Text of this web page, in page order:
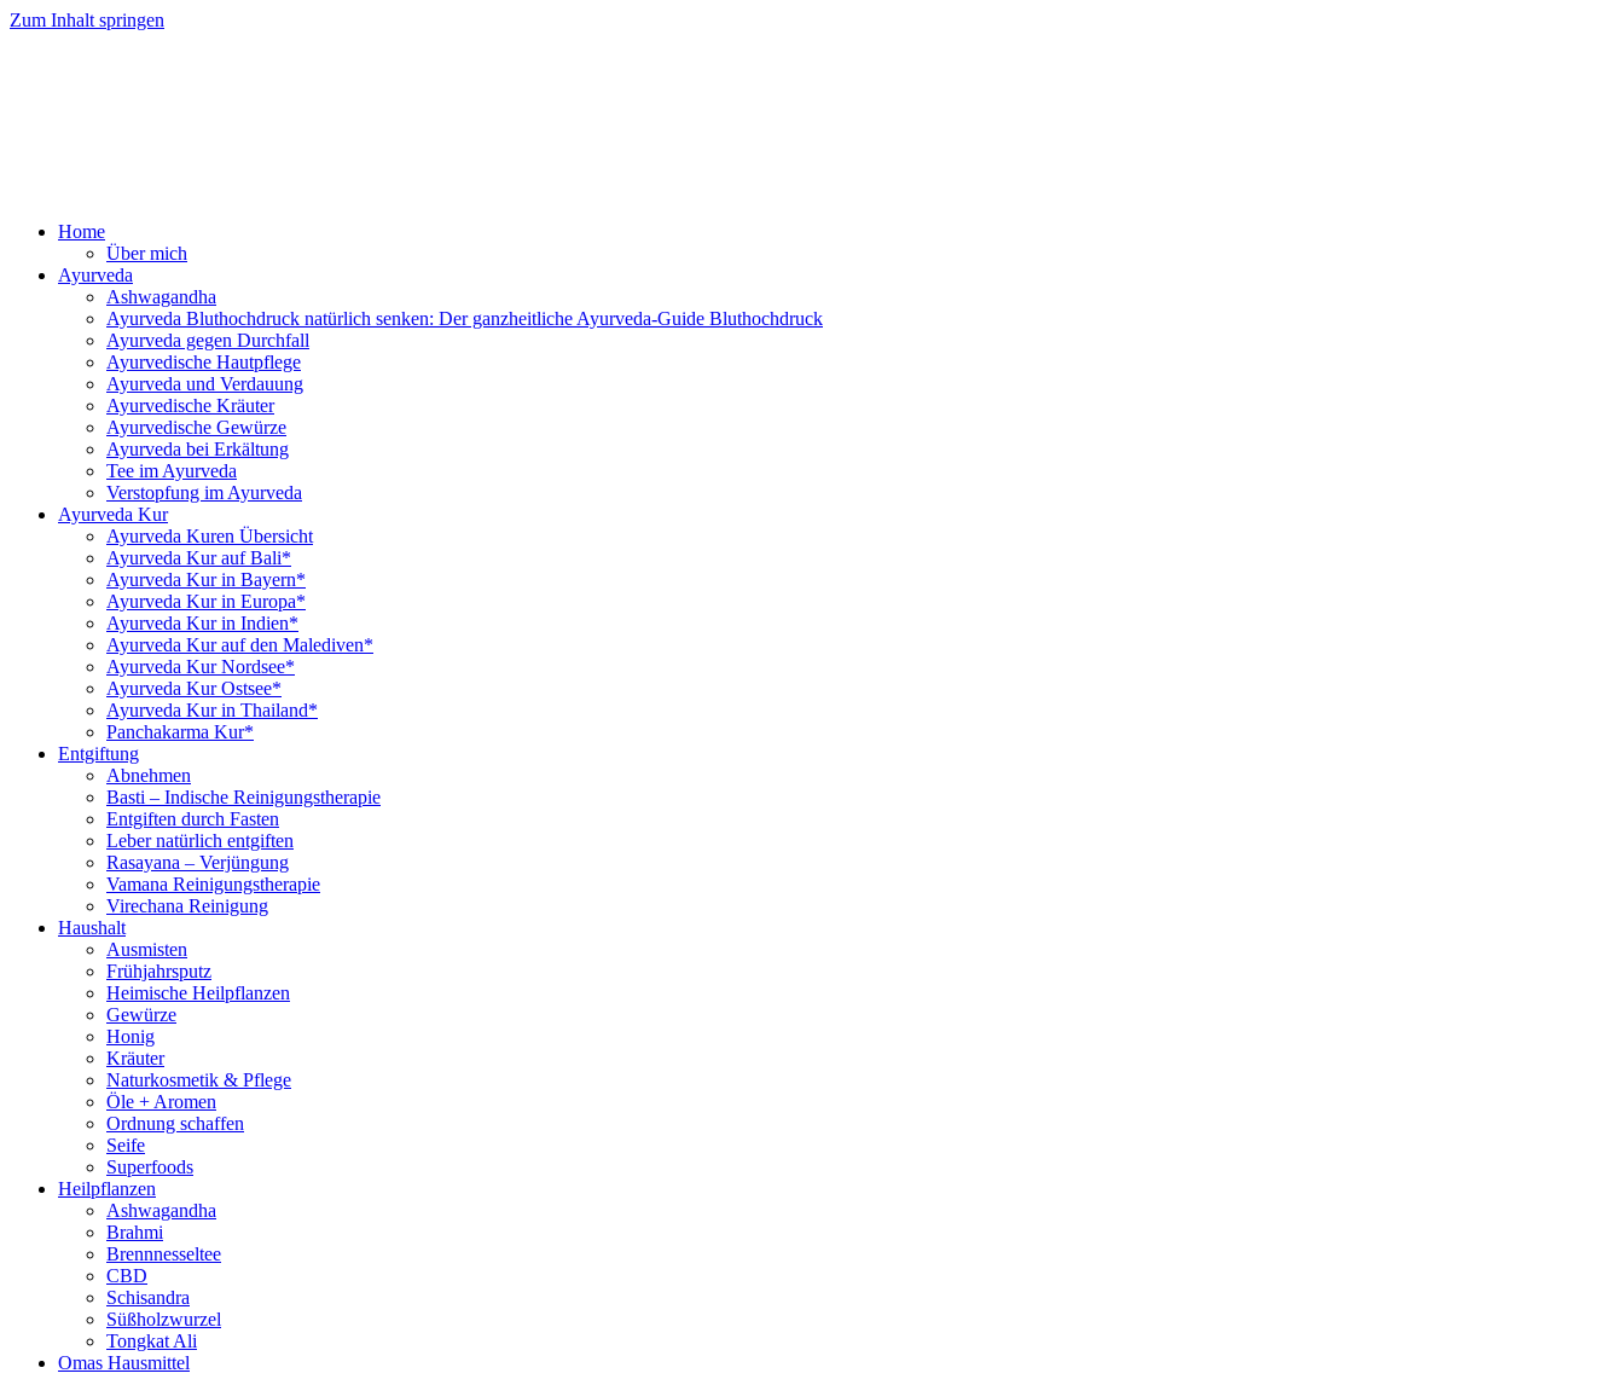
Zum Inhalt springen
Home
Über mich
Ayurveda
Ashwagandha
Ayurveda Bluthochdruck natürlich senken: Der ganzheitliche Ayurveda-Guide Bluthochdruck
Ayurveda gegen Durchfall
Ayurvedische Hautpflege
Ayurveda und Verdauung
Ayurvedische Kräuter
Ayurvedische Gewürze
Ayurveda bei Erkältung
Tee im Ayurveda
Verstopfung im Ayurveda
Ayurveda Kur
Ayurveda Kuren Übersicht
Ayurveda Kur auf Bali*
Ayurveda Kur in Bayern*
Ayurveda Kur in Europa*
Ayurveda Kur in Indien*
Ayurveda Kur auf den Malediven*
Ayurveda Kur Nordsee*
Ayurveda Kur Ostsee*
Ayurveda Kur in Thailand*
Panchakarma Kur*
Entgiftung
Abnehmen
Basti – Indische Reinigungstherapie
Entgiften durch Fasten
Leber natürlich entgiften
Rasayana – Verjüngung
Vamana Reinigungstherapie
Virechana Reinigung
Haushalt
Ausmisten
Frühjahrsputz
Heimische Heilpflanzen
Gewürze
Honig
Kräuter
Naturkosmetik & Pflege
Öle + Aromen
Ordnung schaffen
Seife
Superfoods
Heilpflanzen
Ashwagandha
Brahmi
Brennnesseltee
CBD
Schisandra
Süßholzwurzel
Tongkat Ali
Omas Hausmittel